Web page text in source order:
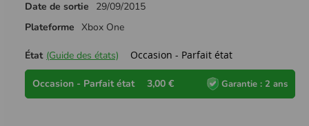
Date de sortie
29/09/2015
Plateforme Xbox One
État (Guide des états) Occasion - Parfait état
Occasion - Parfait état 3,00 € Garantie : 2 ans